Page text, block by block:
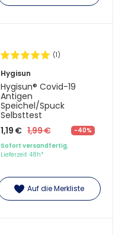
(1)
Hygisun
Hygisun® Covid-19
Antigen
Speichel/Spuck
Selbsttest
1,19 € 1,99 €
-40%
Sofort versandfertig,
Lieferzeit 48h*
Auf die Merkliste